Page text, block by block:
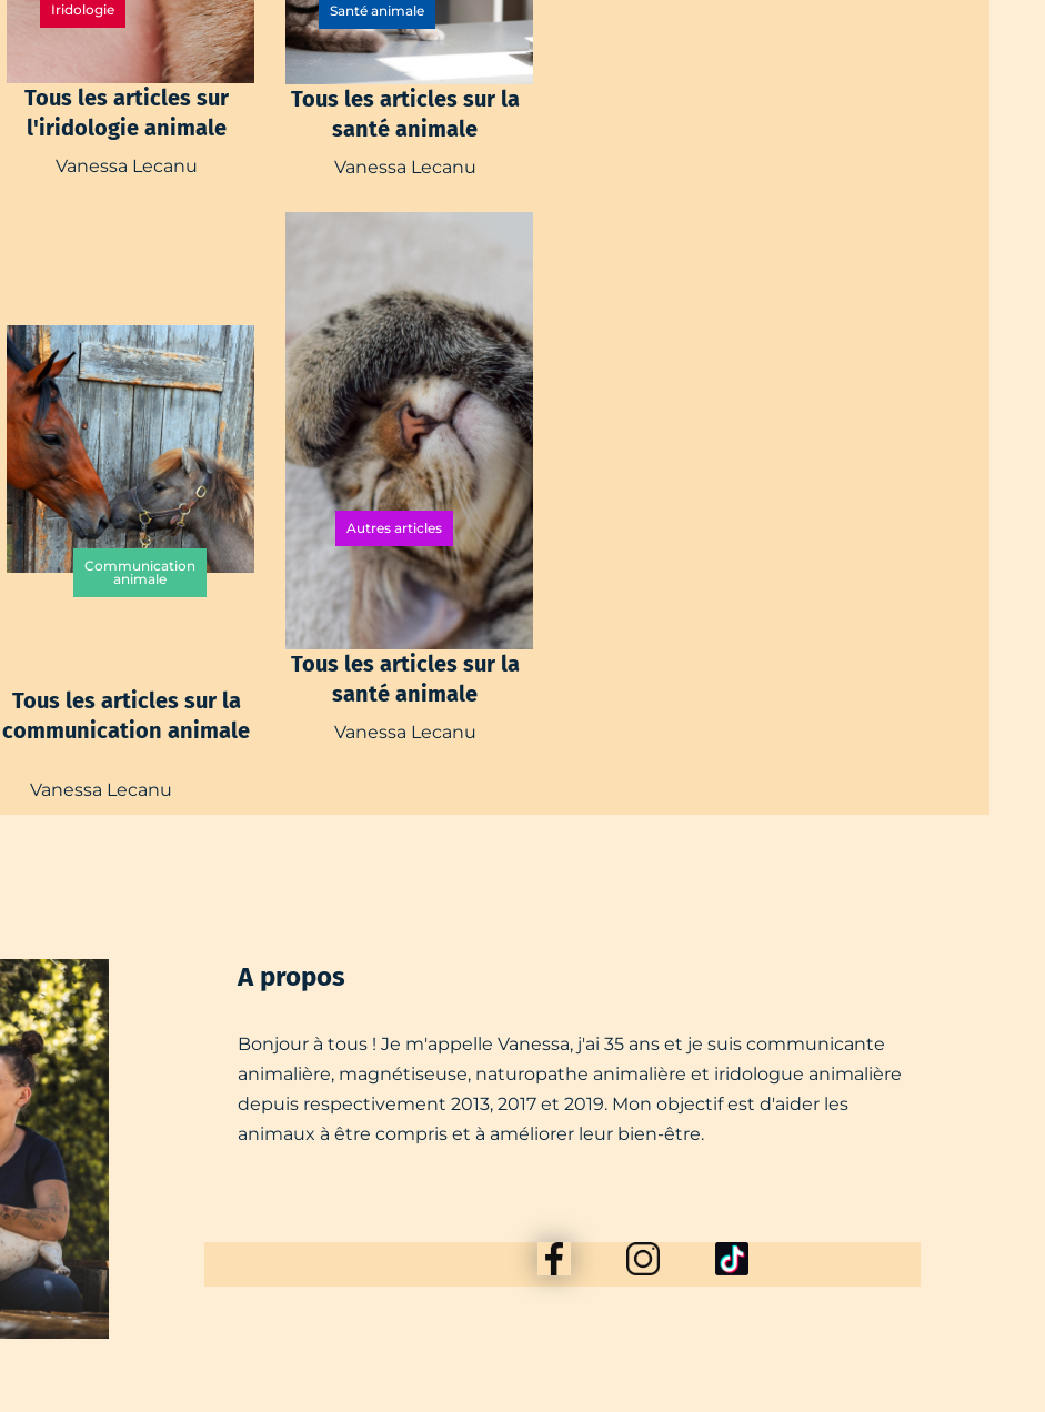
Iridologie
Tous les articles sur
l'iridologie animale
Vanessa Lecanu
Santé animale
Tous les articles sur la
santé animale
Vanessa Lecanu
Communication
animale
Tous les articles sur la
communication animale
Vanessa Lecanu
Autres articles
Tous les articles sur la
santé animale
Vanessa Lecanu
A propos
Bonjour à tous ! Je m'appelle Vanessa, j'ai 35 ans et je suis communicante
animalière, magnétiseuse, naturopathe animalière et iridologue animalière
depuis respectivement 2013, 2017 et 2019. Mon objectif est d'aider les
animaux à être compris et à améliorer leur bien-être.